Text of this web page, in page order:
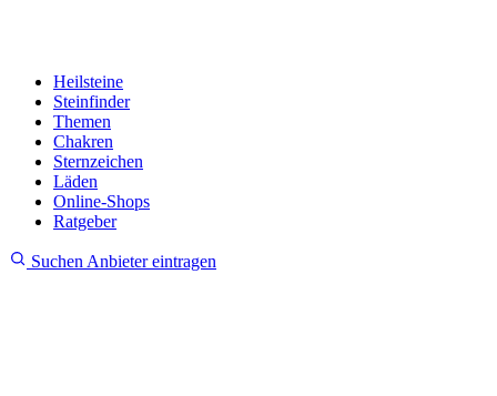
Heilsteine
Steinfinder
Themen
Chakren
Sternzeichen
Läden
Online-Shops
Ratgeber
Suchen Anbieter eintragen